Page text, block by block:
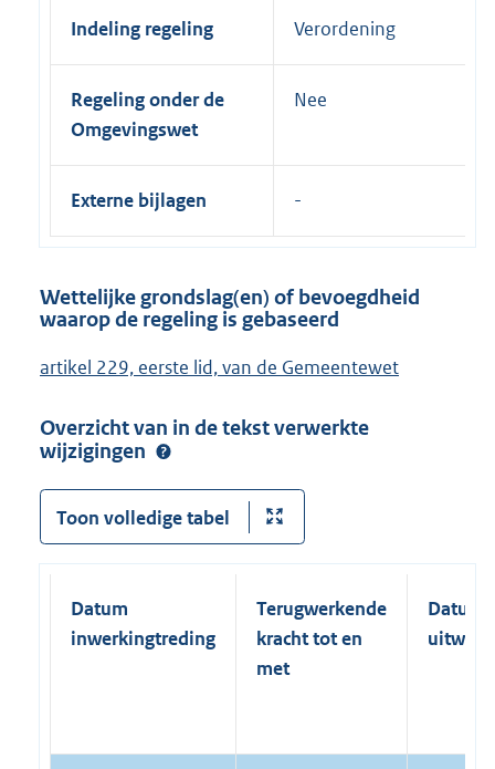
Indeling regeling Verordening
Regeling onder de
Omgevingswet
Nee
Externe bijlagen
Wettelijke grondslag(en) of bevoegdheid
waarop de regeling is gebaseerd
artikel 229, eerste lid, van de Gemeentewet
Overzicht van in de tekst verwerkte
wijzigingen
Toon volledige tabel
Datum
inwerkingtreding
Terugwerkende
kracht tot en
met
Datum